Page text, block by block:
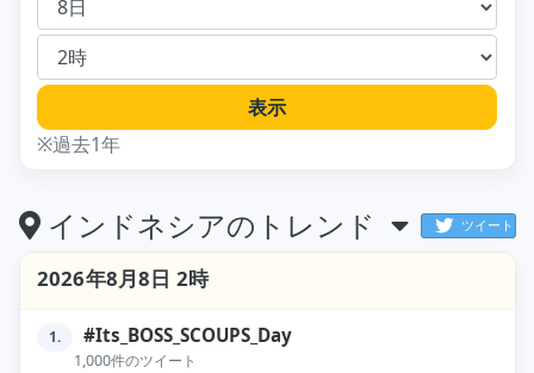
表示
※過去1年
インドネシアのトレンド ツイート
2026年8月8日 2時
1. #Its_BOSS_SCOUPS_Day
1,000件のツイート